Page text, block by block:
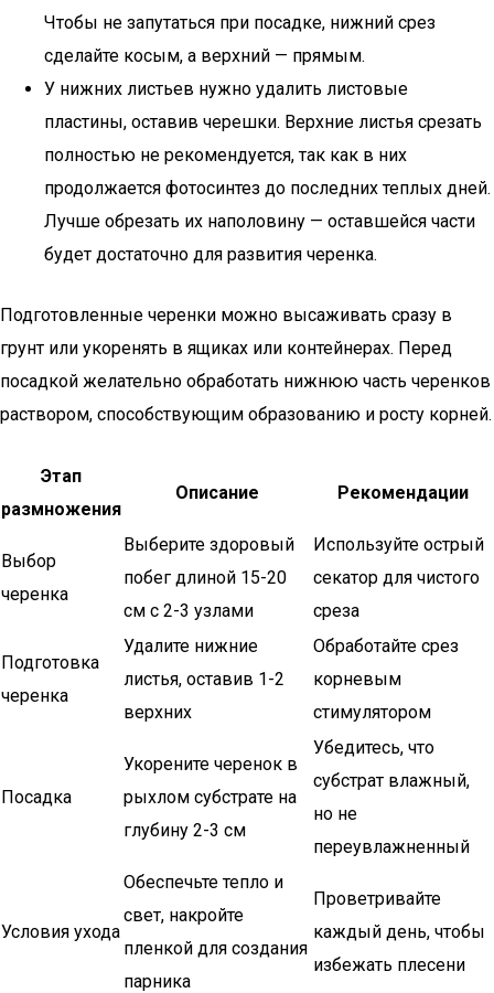
Чтобы не запутаться при посадке, нижний срез
сделайте косым, а верхний — прямым.
У нижних листьев нужно удалить листовые
пластины, оставив черешки. Верхние листья срезать
полностью не рекомендуется, так как в них
продолжается фотосинтез до последних теплых дней.
Лучше обрезать их наполовину — оставшейся части
будет достаточно для развития черенка.
Подготовленные черенки можно высаживать сразу в
грунт или укоренять в ящиках или контейнерах. Перед
посадкой желательно обработать нижнюю часть черенков
раствором, способствующим образованию и росту корней.
Этап
размножения
Описание Рекомендации
Выбор
черенка
Выберите здоровый
побег длиной 15-20
см с 2-3 узлами
Используйте острый
секатор для чистого
среза
Подготовка
черенка
Удалите нижние
листья, оставив 1-2
верхних
Обработайте срез
корневым
стимулятором
Посадка
Укорените черенок в
рыхлом субстрате на
глубину 2-3 см
Убедитесь, что
субстрат влажный,
но не
переувлажненный
Условия ухода
Обеспечьте тепло и
свет, накройте
пленкой для создания
парника
Проветривайте
каждый день, чтобы
избежать плесени